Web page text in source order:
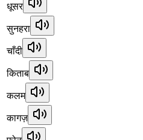
धूसर
सुनहरा
चाँदी
किताब
कलम
कागज़